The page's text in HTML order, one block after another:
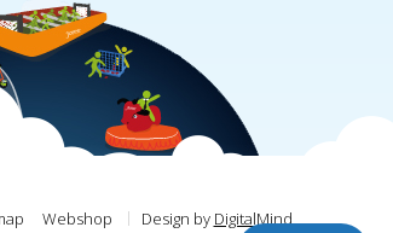
Webshop Design by DigitalMind